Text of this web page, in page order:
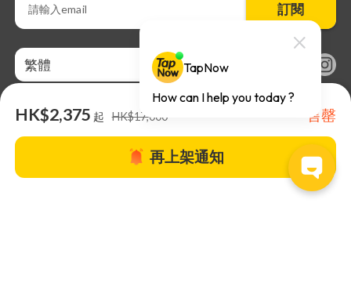
HK$2,375 起 HK$17,000 售罄
再上架通知
訂閱
繁體
關於TapNow |TapNow Blog |加入成為合作夥伴|網站條款 |幫助